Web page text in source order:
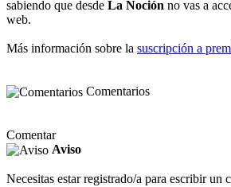
sabiendo que desde La Noción no vas a
web.
Más información sobre la suscripción a
Comentarios
Comentar
Aviso
Necesitas estar registrado/a para escribir un